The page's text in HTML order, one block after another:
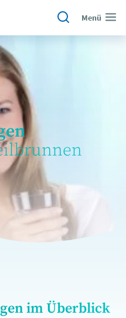
Menü
im Überblick